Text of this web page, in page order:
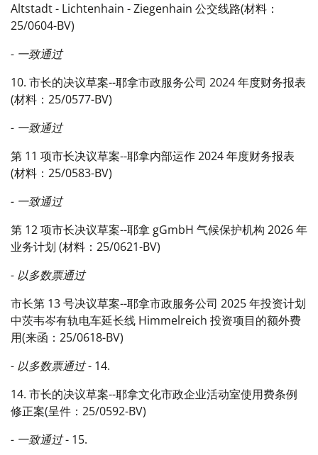
Altstadt - Lichtenhain - Ziegenhain 公交线路(材料：
25/0604-BV)
- 一致通过
10. 市长的决议草案--耶拿市政服务公司 2024 年度财务报表
(材料：25/0577-BV)
- 一致通过
第 11 项市长决议草案--耶拿内部运作 2024 年度财务报表
(材料：25/0583-BV)
- 一致通过
第 12 项市长决议草案--耶拿 gGmbH 气候保护机构 2026 年
业务计划 (材料：25/0621-BV)
- 以多数票通过
市长第 13 号决议草案--耶拿市政服务公司 2025 年投资计划
中茨韦岑有轨电车延长线 Himmelreich 投资项目的额外费
用(来函：25/0618-BV)
- 以多数票通过- 14.
14. 市长的决议草案--耶拿文化市政企业活动室使用费条例
修正案(呈件：25/0592-BV)
- 一致通过- 15.